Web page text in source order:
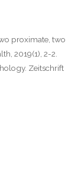
proximate, two
2019(1), 2-2.
Zeitschrift